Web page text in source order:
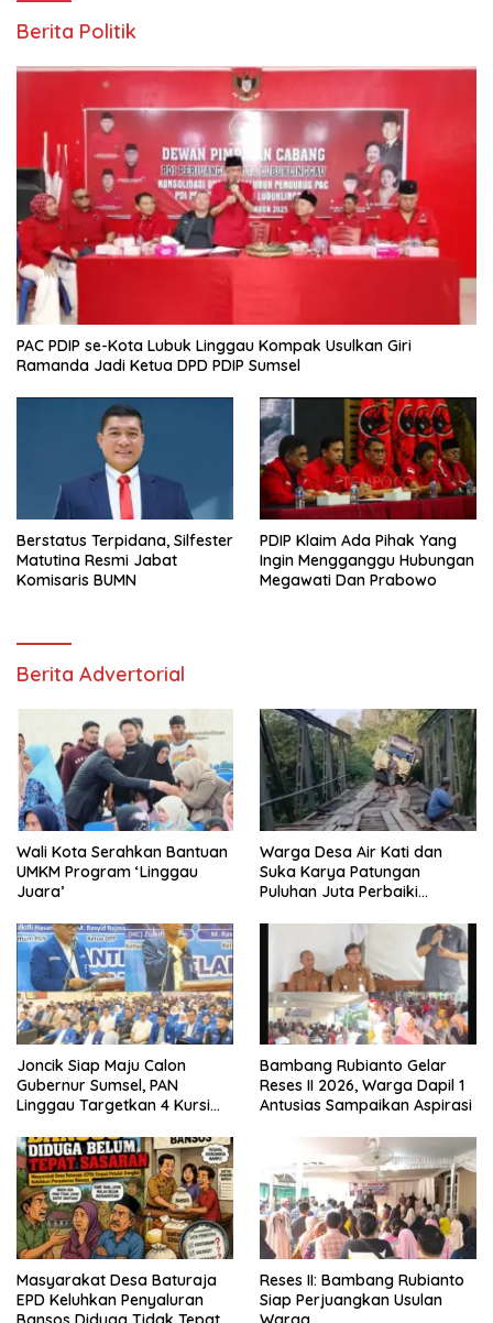
Berita Politik
PAC PDIP se-Kota Lubuk Linggau Kompak Usulkan Giri
Ramanda Jadi Ketua DPD PDIP Sumsel
Berstatus Terpidana, Silfester
Matutina Resmi Jabat
Komisaris BUMN
PDIP Klaim Ada Pihak Yang
Ingin Mengganggu Hubungan
Megawati Dan Prabowo
Berita Advertorial
Wali Kota Serahkan Bantuan
UMKM Program ‘Linggau
Juara’
Warga Desa Air Kati dan
Suka Karya Patungan
Puluhan Juta Perbaiki
Joncik Siap Maju Calon
Gubernur Sumsel, PAN
Linggau Targetkan 4 Kursi
Bambang Rubianto Gelar
Reses II 2026, Warga Dapil 1
Antusias Sampaikan Aspirasi
Masyarakat Desa Baturaja
EPD Keluhkan Penyaluran
Reses II: Bambang Rubianto
Siap Perjuangkan Usulan